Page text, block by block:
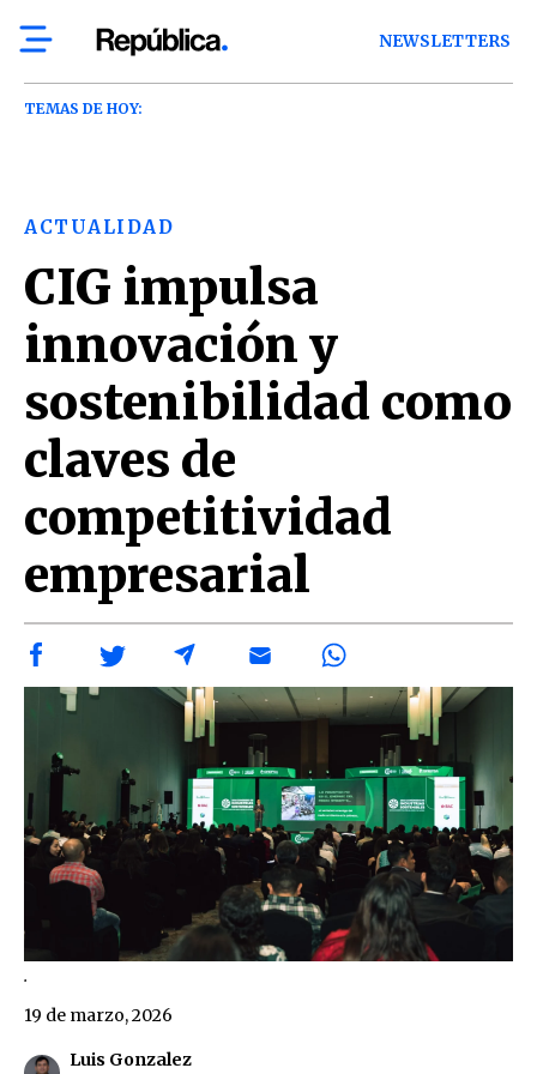
NEWSLETTERS
TEMAS DE HOY:
ACTUALIDAD
CIG impulsa
innovación y
sostenibilidad como
claves de
competitividad
empresarial
.
Luis Gonzalez
19 de marzo, 2026